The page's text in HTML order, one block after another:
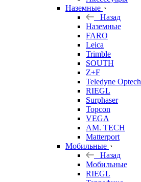
Наземные
Назад
Наземные
FARO
Leica
Trimble
SOUTH
Z+F
Teledyne Optech
RIEGL
Surphaser
Topcon
VEGA
AM. TECH
Matterport
Мобильные
Назад
Мобильные
RIEGL